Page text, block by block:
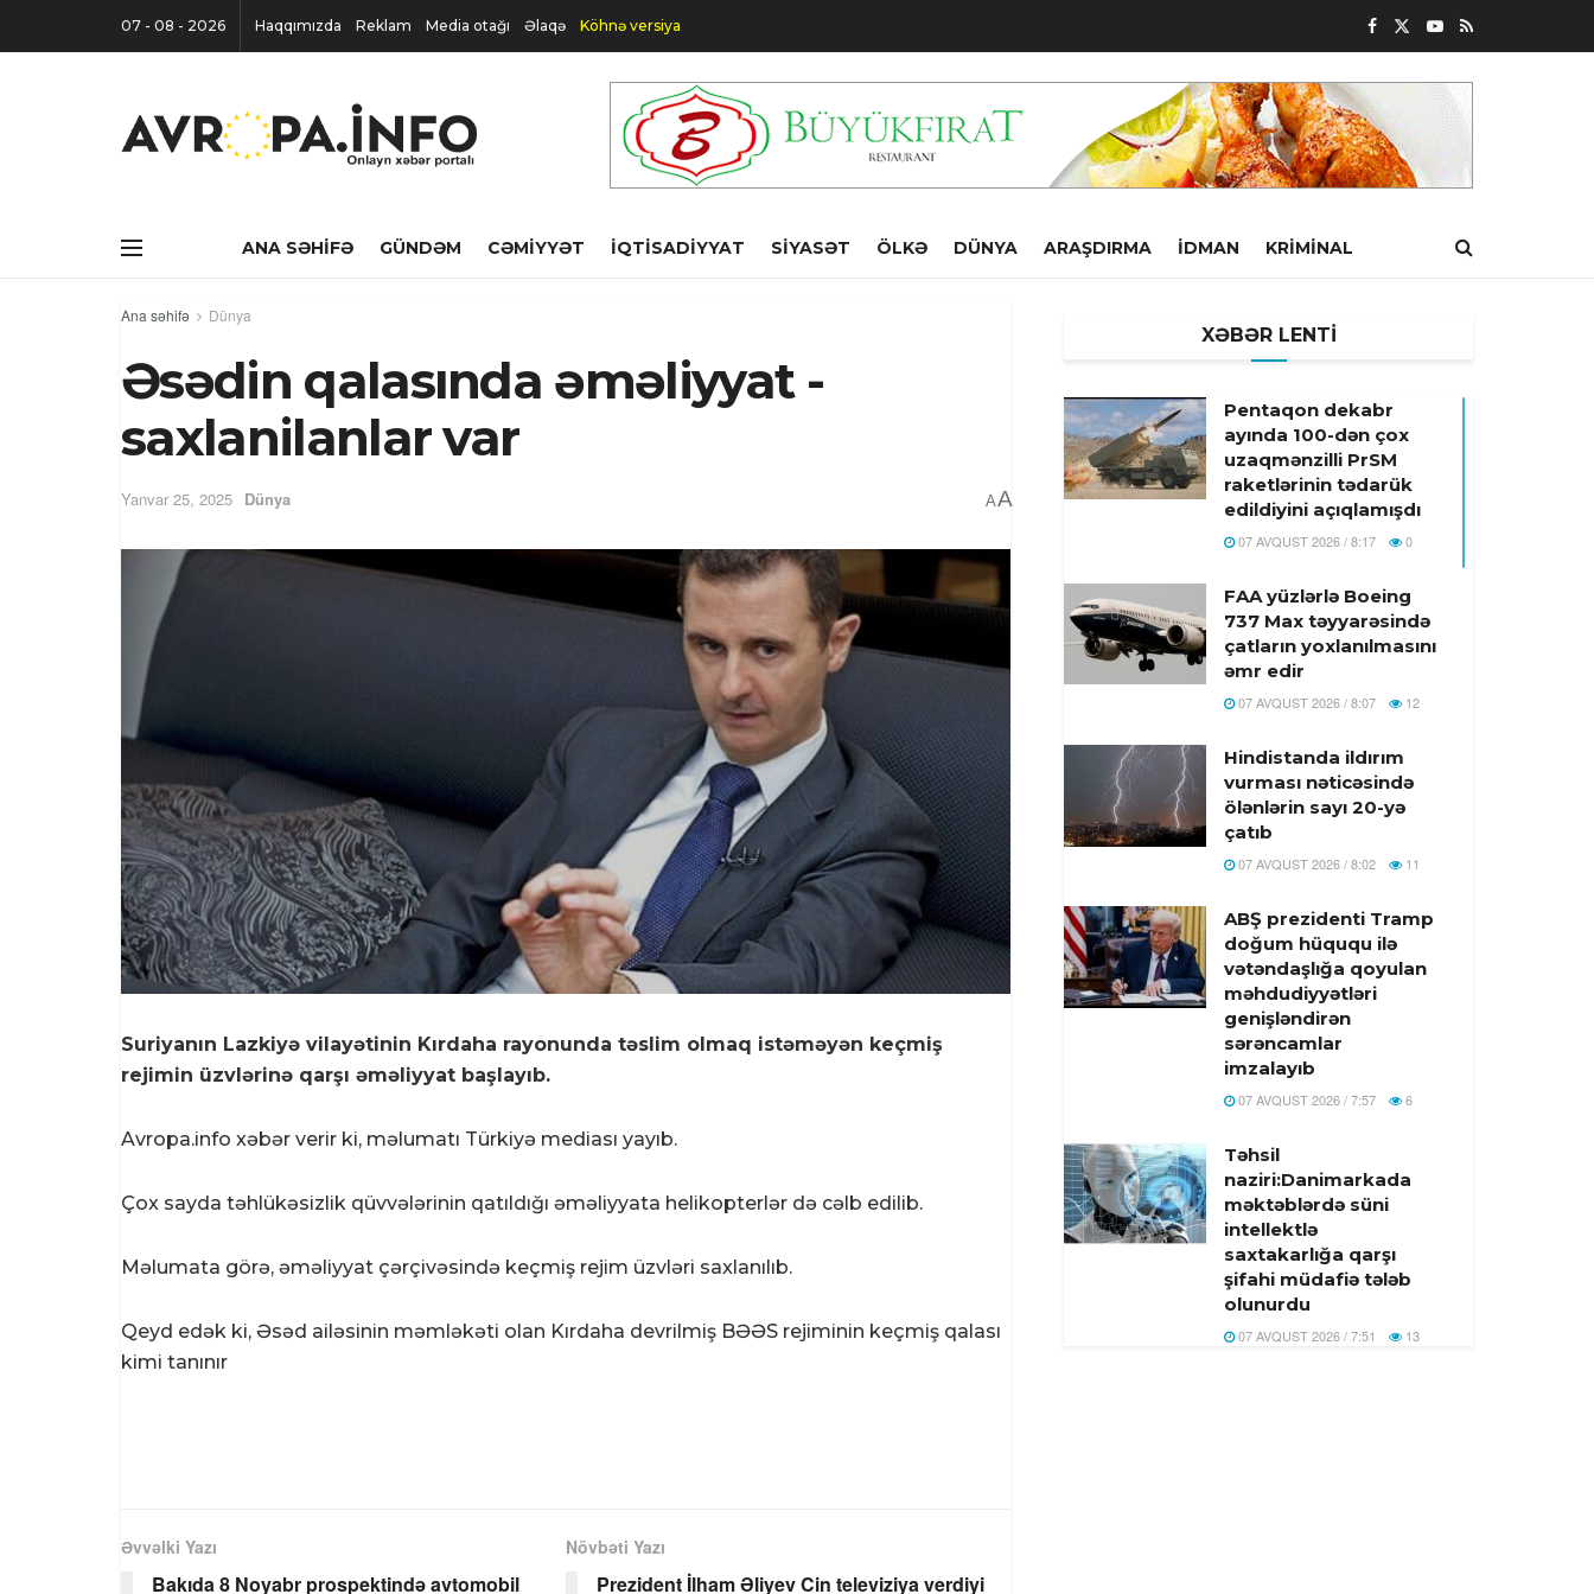
07 - 08 - 2026 Haqqımızda Reklam Media otağı Əlaqə Köhnə versiya
ANA SƏHIFƏ GÜNDƏM CƏMIYYƏT İQTISADIYYAT SIYASƏT ÖLKƏ DÜNYA ARAŞDIRMA İDMAN KRIMINAL
Ana səhifə Dünya
Əsədin qalasında əməliyyat -
saxlanilanlar var
Yanvar 25, 2025 Dünya AA
Suriyanın Lazkiyə vilayətinin Kırdaha rayonunda təslim olmaq istəməyən keçmiş
rejimin üzvlərinə qarşı əməliyyat başlayıb.
Avropa.info xəbər verir ki, məlumatı Türkiyə mediası yayıb.
Çox sayda təhlükəsizlik qüvvələrinin qatıldığı əməliyyata helikopterlər də cəlb edilib.
Məlumata görə, əməliyyat çərçivəsində keçmiş rejim üzvləri saxlanılıb.
Qeyd edək ki, Əsəd ailəsinin məmləkəti olan Kırdaha devrilmiş BƏƏS rejiminin keçmiş qalası
kimi tanınır
Əvvəlki Yazı
Bakıda 8 Noyabr prospektində avtomobil
Növbəti Yazı
Prezident İlham Əliyev Cin televiziya verdiyi
XƏBƏR LENTİ
Pentaqon dekabr
ayında 100-dən çox
uzaqmənzilli PrSM
raketlərinin tədarük
edildiyini açıqlamışdı
07 AVQUST 2026 / 8:17 0
FAA yüzlərlə Boeing
737 Max təyyarəsində
çatların yoxlanılmasını
əmr edir
07 AVQUST 2026 / 8:07 12
Hindistanda ildırım
vurması nəticəsində
ölənlərin sayı 20-yə
çatıb
07 AVQUST 2026 / 8:02 11
ABŞ prezidenti Tramp
doğum hüququ ilə
vətəndaşlığa qoyulan
məhdudiyyətləri
genişləndirən
sərəncamlar
imzalayıb
07 AVQUST 2026 / 7:57 6
Təhsil
naziri:Danimarkada
məktəblərdə süni
intellektlə
saxtakarlığa qarşı
şifahi müdafiə tələb
olunurdu
07 AVQUST 2026 / 7:51 13